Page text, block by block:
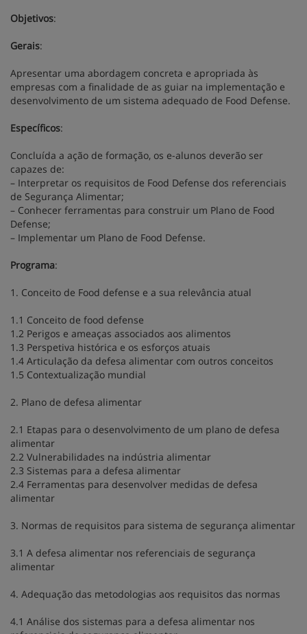
Objetivos:
Gerais:
Apresentar uma abordagem concreta e apropriada às
empresas com a finalidade de as guiar na implementação e
desenvolvimento de um sistema adequado de Food Defense.
Específicos:
Concluída a ação de formação, os e-alunos deverão ser
capazes de:
– Interpretar os requisitos de Food Defense dos referenciais
de Segurança Alimentar;
– Conhecer ferramentas para construir um Plano de Food
Defense;
– Implementar um Plano de Food Defense.
Programa:
1. Conceito de Food defense e a sua relevância atual
1.1 Conceito de food defense
1.2 Perigos e ameaças associados aos alimentos
1.3 Perspetiva histórica e os esforços atuais
1.4 Articulação da defesa alimentar com outros conceitos
1.5 Contextualização mundial
2. Plano de defesa alimentar
2.1 Etapas para o desenvolvimento de um plano de defesa
alimentar
2.2 Vulnerabilidades na indústria alimentar
2.3 Sistemas para a defesa alimentar
2.4 Ferramentas para desenvolver medidas de defesa
alimentar
3. Normas de requisitos para sistema de segurança alimentar
3.1 A defesa alimentar nos referenciais de segurança
alimentar
4. Adequação das metodologias aos requisitos das normas
4.1 Análise dos sistemas para a defesa alimentar nos